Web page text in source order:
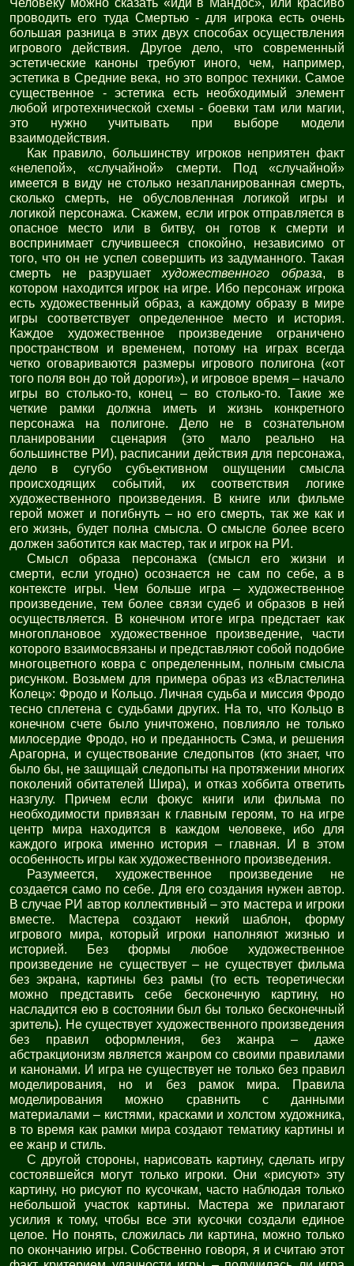
проводить его туда Смертью - для игрока есть очень
большая разница в этих двух способах осуществления
игрового действия. Другое дело, что современный
эстетические каноны требуют иного, чем, например,
эстетика в Средние века, но это вопрос техники. Самое
существенное - эстетика есть необходимый элемент
любой игротехнической схемы - боевки там или магии,
это нужно учитывать при выборе модели
взаимодействия.
Как правило, большинству игроков неприятен факт
«нелепой», «случайной» смерти. Под «случайной»
имеется в виду не столько незапланированная смерть,
сколько смерть, не обусловленная логикой игры и
логикой персонажа. Скажем, если игрок отправляется в
опасное место или в битву, он готов к смерти и
воспринимает случившееся спокойно, независимо от
того, что он не успел совершить из задуманного. Такая
смерть не разрушаетхудожественного образа, в
котором находится игрок на игре. Ибо персонаж игрока
есть художественный образ, а каждому образу в мире
игры соответствует определенное место и история.
Каждое художественное произведение ограничено
пространством и временем, потому на играх всегда
четко оговариваются размеры игрового полигона («от
того поля вон до той дороги»), и игровое время – начало
игры во столько-то, конец – во столько-то. Такие же
четкие рамки должна иметь и жизнь конкретного
персонажа на полигоне. Дело не в сознательном
планировании сценария (это мало реально на
большинстве РИ), расписании действия для персонажа,
дело в сугубо субъективном ощущении смысла
происходящих событий, их соответствия логике
художественного произведения. В книге или фильме
герой может и погибнуть – но его смерть, так же как и
его жизнь, будет полна смысла. О смысле более всего
должен заботится как мастер, так и игрок на РИ.
Смысл образа персонажа (смысл его жизни и
смерти, если угодно) осознается не сам по себе, а в
контексте игры. Чем больше игра – художественное
произведение, тем более связи судеб и образов в ней
осуществляется. В конечном итоге игра предстает как
многоплановое художественное произведение, части
которого взаимосвязаны и представляют собой подобие
многоцветного ковра с определенным, полным смысла
рисунком. Возьмем для примера образ из «Властелина
Колец»: Фродо и Кольцо. Личная судьба и миссия Фродо
тесно сплетена с судьбами других. На то, что Кольцо в
конечном счете было уничтожено, повлияло не только
милосердие Фродо, но и преданность Сэма, и решения
Арагорна, и существование следопытов (кто знает, что
было бы, не защищай следопыты на протяжении многих
поколений обитателей Шира), и отказ хоббита ответить
назгулу. Причем если фокус книги или фильма по
необходимости привязан к главным героям, то на игре
центр мира находится в каждом человеке, ибо для
каждого игрока именно история – главная. И в этом
особенность игры как художественного произведения.
Разумеется, художественное произведение не
создается само по себе. Для его создания нужен автор.
В случае РИ автор коллективный – это мастера и игроки
вместе. Мастера создают некий шаблон, форму
игрового мира, который игроки наполняют жизнью и
историей. Без формы любое художественное
произведение не существует – не существует фильма
без экрана, картины без рамы (то есть теоретически
можно представить себе бесконечную картину, но
насладится ею в состоянии был бы только бесконечный
зритель). Не существует художественного произведения
без правил оформления, без жанра – даже
абстракционизм является жанром со своими правилами
и канонами. И игра не существует не только без правил
моделирования, но и без рамок мира. Правила
моделирования можно сравнить с данными
материалами – кистями, красками и холстом художника,
в то время как рамки мира создают тематику картины и
ее жанр и стиль.
С другой стороны, нарисовать картину, сделать игру
состоявшейся могут только игроки. Они «рисуют» эту
картину, но рисуют по кусочкам, часто наблюдая только
небольшой участок картины. Мастера же прилагают
усилия к тому, чтобы все эти кусочки создали единое
целое. Но понять, сложилась ли картина, можно только
по окончанию игры. Собственно говоря, я и считаю этот